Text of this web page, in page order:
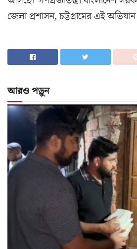
জেলা প্রশাসন, চট্টগ্রামের এই
আরও পড়ুন